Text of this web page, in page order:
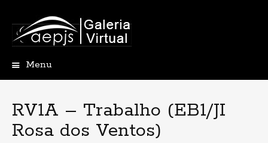
Menu
conteúdo
RV1A – Trabalho (EB1/JI
Rosa dos Ventos)